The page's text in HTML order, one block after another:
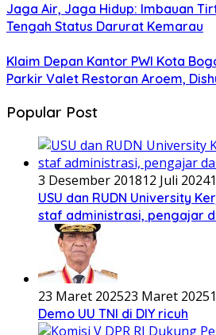
Jaga Air, Jaga Hidup: Imbauan
Tengah Status Darurat Kemarau
Klaim Depan Kantor PWI Kota
Parkir Valet Restoran Aroem,
Popular Post
3 Desember 201812 Juli 2024
USU dan RUDN University
staf administrasi, pengajar
23 Maret 202523 Maret 2025
Demo UU TNI di DIY ricuh